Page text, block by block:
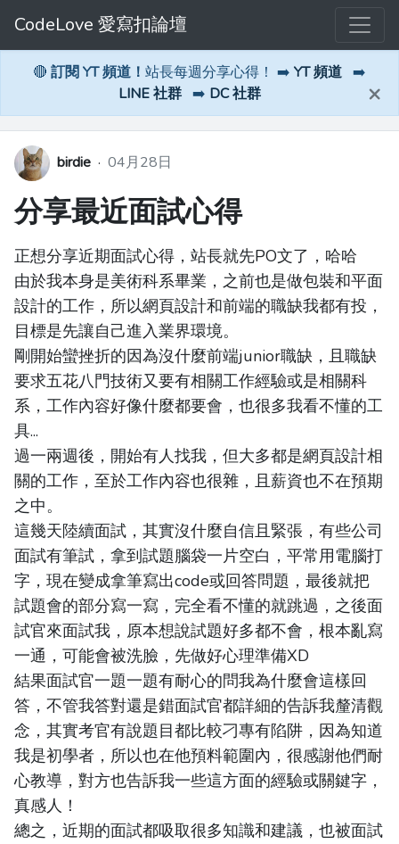
CodeLove 愛寫扣論壇
🔴 訂閱 YT 頻道！ 站長每週分享心得！ ➡️ YT 頻道 ➡️
LINE 社群 ➡️ DC 社群 ×
birdie · 04月28日
分享最近面試心得
正想分享近期面試心得，站長就先PO文了，哈哈
由於我本身是美術科系畢業，之前也是做包裝和平面
設計的工作，所以網頁設計和前端的職缺我都有投，
目標是先讓自己進入業界環境。
剛開始蠻挫折的因為沒什麼前端junior職缺，且職缺
要求五花八門技術又要有相關工作經驗或是相關科
系，工作內容好像什麼都要會，也很多我看不懂的工
具...
過一兩週後，開始有人找我，但大多都是網頁設計相
關的工作，至於工作內容也很雜，且薪資也不在預期
之中。
這幾天陸續面試，其實沒什麼自信且緊張，有些公司
面試有筆試，拿到試題腦袋一片空白，平常用電腦打
字，現在變成拿筆寫出code或回答問題，最後就把
試題會的部分寫一寫，完全看不懂的就跳過，之後面
試官來面試我，原本想說試題好多都不會，根本亂寫
一通，可能會被洗臉，先做好心理準備XD
結果面試官一題一題有耐心的問我為什麼會這樣回
答，不管我答對還是錯面試官都詳細的告訴我釐清觀
念，其實考官有說題目都比較刁專有陷阱，因為知道
我是初學者，所以也在他預料範圍內，很感謝他們耐
心教導，對方也告訴我一些這方面的經驗或關鍵字，
真感人！
總之，近期的面試都吸取很多知識和建議，也被面試